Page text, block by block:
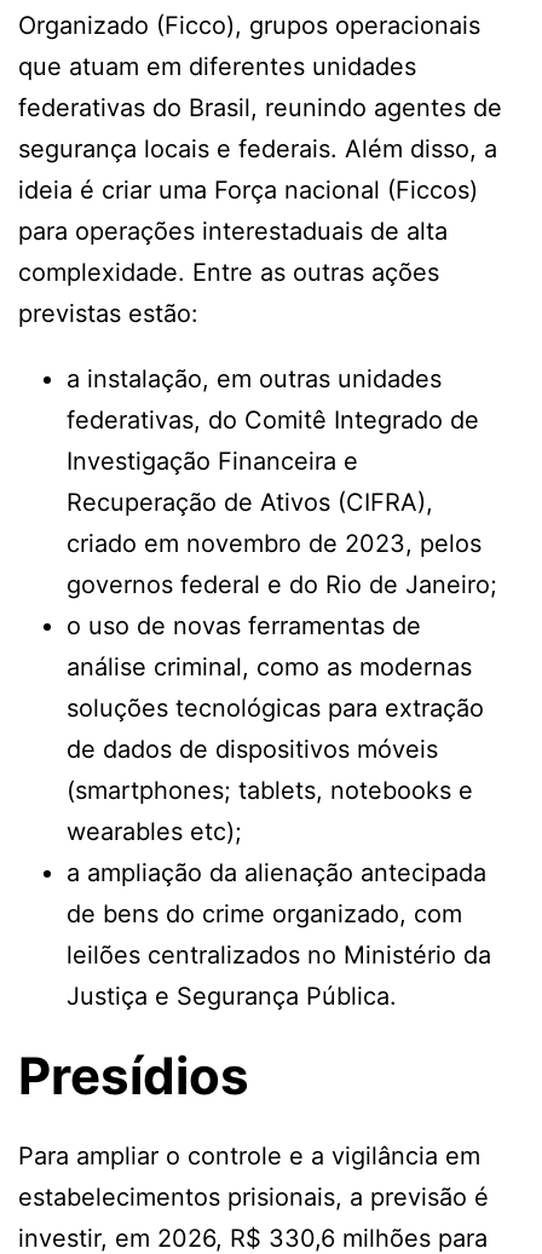
Organizado (Ficco), grupos operacionais
que atuam em diferentes unidades
federativas do Brasil, reunindo agentes de
segurança locais e federais. Além disso, a
ideia é criar uma Força nacional (Ficcos)
para operações interestaduais de alta
complexidade. Entre as outras ações
previstas estão:
a instalação, em outras unidades
federativas, do Comitê Integrado de
Investigação Financeira e
Recuperação de Ativos (CIFRA),
criado em novembro de 2023, pelos
governos federal e do Rio de Janeiro;
o uso de novas ferramentas de
análise criminal, como as modernas
soluções tecnológicas para extração
de dados de dispositivos móveis
(smartphones; tablets, notebooks e
wearables etc);
a ampliação da alienação antecipada
de bens do crime organizado, com
leilões centralizados no Ministério da
Justiça e Segurança Pública.
Presídios
Para ampliar o controle e a vigilância em
estabelecimentos prisionais, a previsão é
investir, em 2026, R$ 330,6 milhões para